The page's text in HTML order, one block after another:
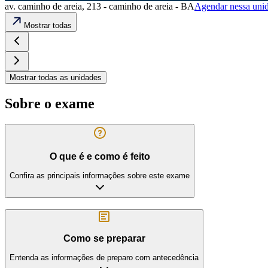
av. caminho de areia, 213 - caminho de areia - BAAgendar nessa
Mostrar todas
Mostrar todas as unidades
Sobre o exame
O que é e como é feito
Confira as principais informações sobre este exame
Como se preparar
Entenda as informações de preparo com antecedência